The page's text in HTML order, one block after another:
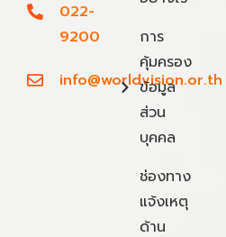
022-
9200
info@worldvision.or.th
การ
คุ้มครอง
ข้อมูล
ส่วน
บุคคล
ช่องทาง
แจ้งเหตุ
ด้าน